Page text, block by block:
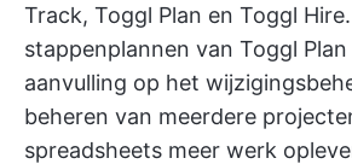
Track, Toggl Plan en Toggl
stappenplannen van Toggl
aanvulling op het
beheren van meerdere
spreadsheets meer werk